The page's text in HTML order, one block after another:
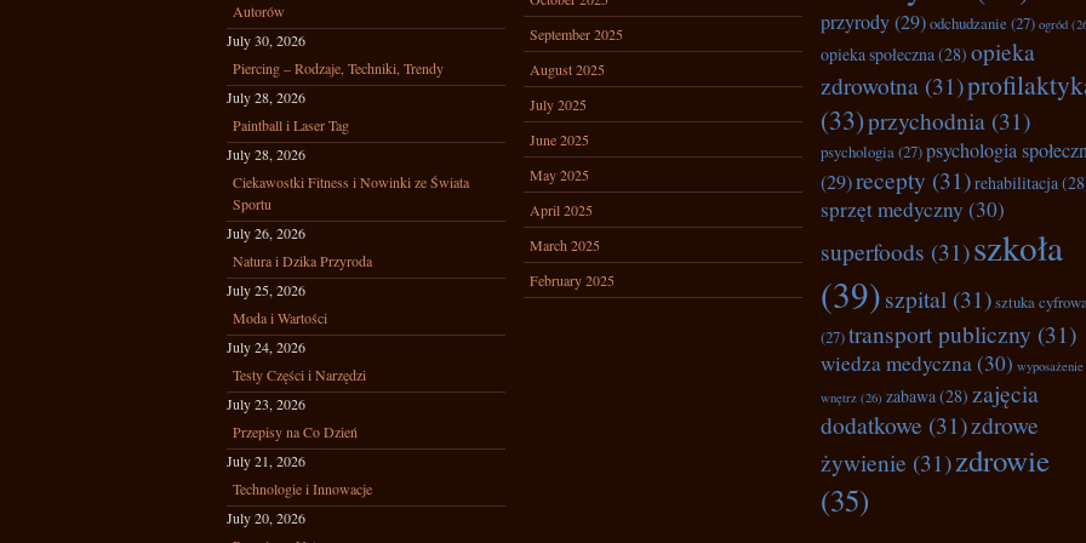
Autorów
July 30, 2026
Piercing – Rodzaje, Techniki, Trendy
July 28, 2026
Paintball i Laser Tag
July 28, 2026
Ciekawostki Fitness i Nowinki ze Świata
Sportu
July 26, 2026
Natura i Dzika Przyroda
July 25, 2026
Moda i Wartości
July 24, 2026
Testy Części i Narzędzi
July 23, 2026
Przepisy na Co Dzień
July 21, 2026
Technologie i Innowacje
July 20, 2026
September 2025
August 2025
July 2025
June 2025
May 2025
April 2025
March 2025
February 2025
przyrody(29)odchudzanie (27) ogród
opieka społeczna(28) opieka
zdrowotna (31)
(33)przychodnia (31)
psychologia(27)psychologia
(29)recepty (31)rehabilitacja
sprzęt medyczny (30)
superfoods (31)szkoła
(39)szpital (31)sztuka
(27)transport publiczny (31)
wiedza medyczna(30) wyposażenie
wnętrz (26) zabawa(28) zajęcia
dodatkowe (31)zdrowe
żywienie (31)zdrowie
(35)